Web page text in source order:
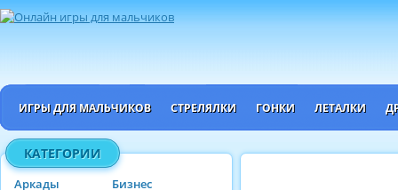
ИГРЫ ДЛЯ МАЛЬЧИКОВ СТРЕЛЯЛКИ ГОНКИ ЛЕТАЛКИ
КАТЕГОРИИ
Аркады
Бизнес